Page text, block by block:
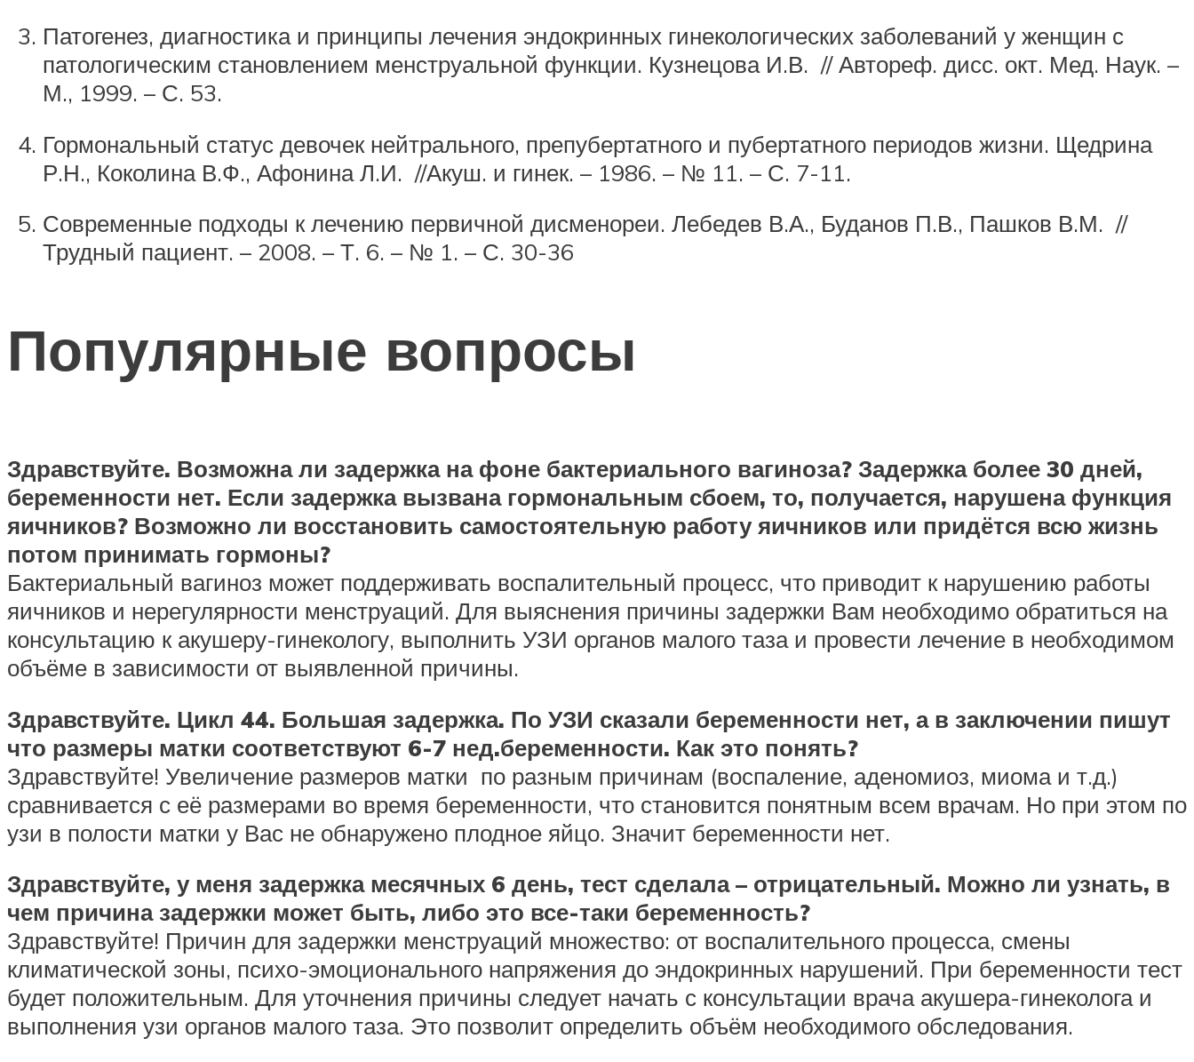
Патогенез, диагностика и принципы лечения эндокринных гинекологических заболеваний у женщин с
патологическим становлением менструальной функции. Кузнецова И.В. // Автореф. дисс. окт. Мед. Наук. –
М., 1999. – С. 53.
Гормональный статус девочек нейтрального, препубертатного и пубертатного периодов жизни. Щедрина
Р.Н., Коколина В.Ф., Афонина Л.И. //Акуш. и гинек. – 1986. – № 11. – С. 7-11.
Современные подходы к лечению первичной дисменореи. Лебедев В.А., Буданов П.В., Пашков В.М. //
Трудный пациент. – 2008. – Т. 6. – № 1. – С. 30-36
Популярные вопросы
Здравствуйте. Возможна ли задержка на фоне бактериального вагиноза? Задержка более 30 дней,
беременности нет. Если задержка вызвана гормональным сбоем, то, получается, нарушена функция
яичников? Возможно ли восстановить самостоятельную работу яичников или придётся всю жизнь
потом принимать гормоны?
Бактериальный вагиноз может поддерживать воспалительный процесс, что приводит к нарушению работы
яичников и нерегулярности менструаций. Для выяснения причины задержки Вам необходимо обратиться на
консультацию к акушеру-гинекологу, выполнить УЗИ органов малого таза и провести лечение в необходимом
объёме в зависимости от выявленной причины.
Здравствуйте. Цикл 44. Большая задержка. По УЗИ сказали беременности нет, а в заключении пишут
что размеры матки соответствуют 6-7 нед.беременности. Как это понять?
Здравствуйте! Увеличение размеров матки по разным причинам (воспаление, аденомиоз, миома и т.д.)
сравнивается с её размерами во время беременности, что становится понятным всем врачам. Но при этом по
узи в полости матки у Вас не обнаружено плодное яйцо. Значит беременности нет.
Здравствуйте, у меня задержка месячных 6 день, тест сделала – отрицательный. Можно ли узнать, в
чем причина задержки может быть, либо это все-таки беременность?
Здравствуйте! Причин для задержки менструаций множество: от воспалительного процесса, смены
климатической зоны, психо-эмоционального напряжения до эндокринных нарушений. При беременности тест
будет положительным. Для уточнения причины следует начать с консультации врача акушера-гинеколога и
выполнения узи органов малого таза. Это позволит определить объём необходимого обследования.